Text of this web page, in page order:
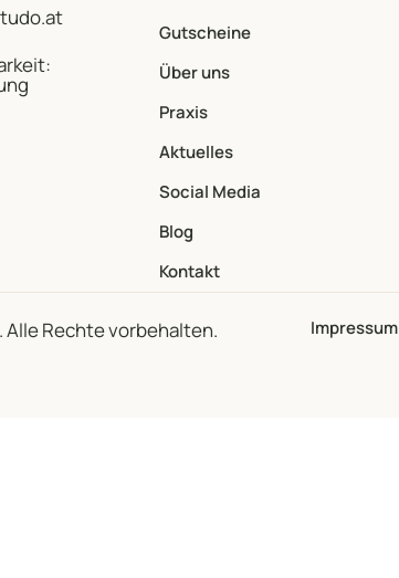
Gutscheine
Über uns
Praxis
Aktuelles
Social Media
Blog
Kontakt
Alle Rechte vorbehalten. Impressum